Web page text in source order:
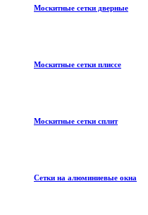
Москитные сетки дверные
Москитные сетки плиссе
Москитные сетки сплит
Сетки на алюминиевые окна